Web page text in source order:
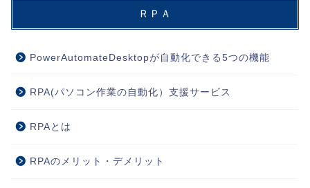
ＲＰＡ
PowerAutomateDesktopが自動化できる5つの機能
RPA(パソコン作業の自動化）支援サービス
RPAとは
RPAのメリット・デメリット